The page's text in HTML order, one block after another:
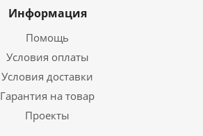
Информация
Помощь
Условия оплаты
Условия доставки
Гарантия на товар
Проекты